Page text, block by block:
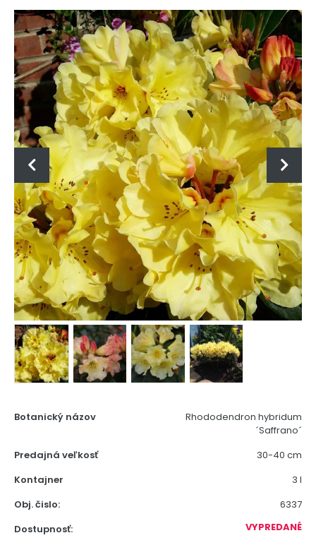
Botanický názov
Rhododendron hybridum
´Saffrano´
Predajná veľkosť
30-40 cm
Kontajner
3 l
Obj. čislo:
6337
Dostupnosť:
VYPREDANÉ